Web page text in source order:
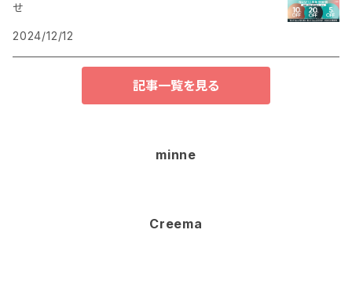
せ
2024/12/12
記事一覧を見る
minne
Creema